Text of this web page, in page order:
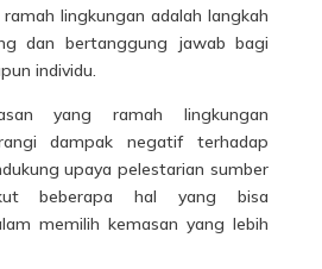
lingkungan adalah langkah
dan bertanggung jawab bagi
individu.
yang ramah lingkungan
dampak negatif terhadap
upaya pelestarian sumber
beberapa hal yang bisa
memilih kemasan yang lebih